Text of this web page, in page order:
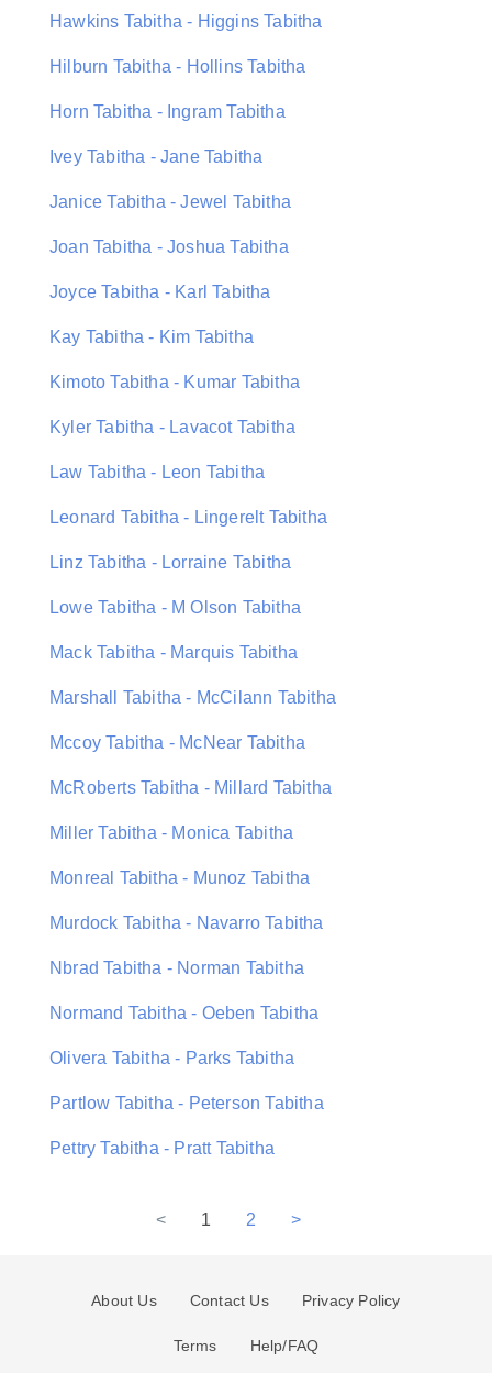
Hawkins Tabitha - Higgins Tabitha
Hilburn Tabitha - Hollins Tabitha
Horn Tabitha - Ingram Tabitha
Ivey Tabitha - Jane Tabitha
Janice Tabitha - Jewel Tabitha
Joan Tabitha - Joshua Tabitha
Joyce Tabitha - Karl Tabitha
Kay Tabitha - Kim Tabitha
Kimoto Tabitha - Kumar Tabitha
Kyler Tabitha - Lavacot Tabitha
Law Tabitha - Leon Tabitha
Leonard Tabitha - Lingerelt Tabitha
Linz Tabitha - Lorraine Tabitha
Lowe Tabitha - M Olson Tabitha
Mack Tabitha - Marquis Tabitha
Marshall Tabitha - McCilann Tabitha
Mccoy Tabitha - McNear Tabitha
McRoberts Tabitha - Millard Tabitha
Miller Tabitha - Monica Tabitha
Monreal Tabitha - Munoz Tabitha
Murdock Tabitha - Navarro Tabitha
Nbrad Tabitha - Norman Tabitha
Normand Tabitha - Oeben Tabitha
Olivera Tabitha - Parks Tabitha
Partlow Tabitha - Peterson Tabitha
Pettry Tabitha - Pratt Tabitha
< 1 2 >
About Us Contact Us Privacy Policy
Terms Help/FAQ